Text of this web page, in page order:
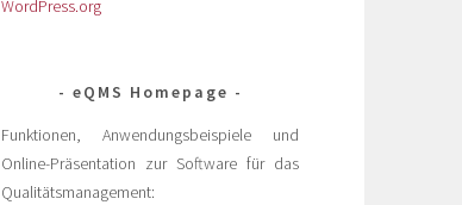
WordPress.org
eQMS Homepage
Funktionen, Anwendungsbeispiele und
Online-Präsentation zur Software für das
Qualitätsmanagement: